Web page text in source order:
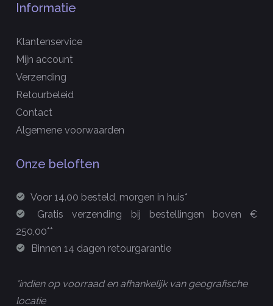
Informatie
Klantenservice
Mijn account
Verzending
Retourbeleid
Contact
Algemene voorwaarden
Onze beloften
Voor 14.00 besteld, morgen in huis*
Gratis verzending bij bestellingen boven €
250,00**
Binnen 14 dagen retourgarantie
*indien op voorraad en afhankelijk van geografische
locatie